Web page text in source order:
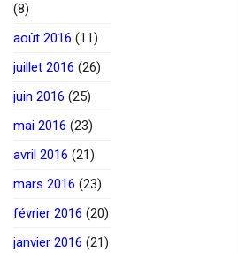
(8)
août 2016 (11)
juillet 2016 (26)
juin 2016 (25)
mai 2016 (23)
avril 2016 (21)
mars 2016 (23)
février 2016 (20)
janvier 2016 (21)